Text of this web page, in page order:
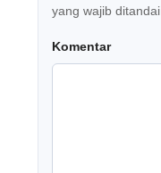
yang wajib ditandai
Komentar